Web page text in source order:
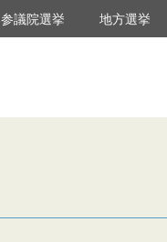
参議院選挙 地方選挙